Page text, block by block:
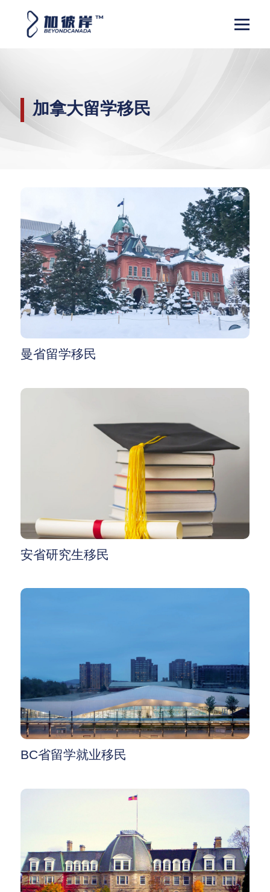
加拿大留学移民
曼省留学移民
安省研究生移民
BC省留学就业移民